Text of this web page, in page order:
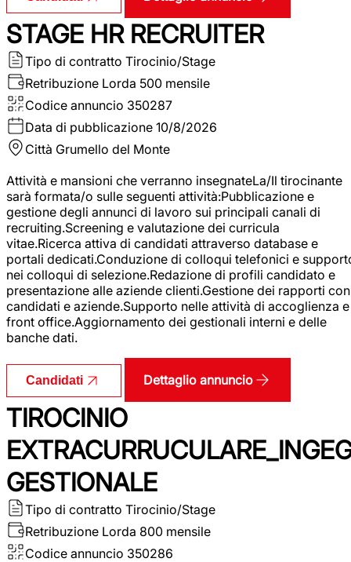
STAGE HR RECRUITER
Tipo di contratto Tirocinio/Stage
Retribuzione Lorda 500 mensile
Codice annuncio 350287
Data di pubblicazione 10/8/2026
Città Grumello del Monte
Attività e mansioni che verranno insegnateLa/Il tirocinante
sarà formata/o sulle seguenti attività:Pubblicazione e
gestione degli annunci di lavoro sui principali canali di
recruiting.Screening e valutazione dei curricula
vitae.Ricerca attiva di candidati attraverso database e
portali dedicati.Conduzione di colloqui telefonici e
nei colloqui di selezione.Redazione di profili candidato e
presentazione alle aziende clienti.Gestione dei rapporti con
candidati e aziende.Supporto nelle attività di accoglienza e
front office.Aggiornamento dei gestionali interni e delle
banche dati.
Candidati Dettaglio annuncio
TIROCINIO
GESTIONALE
Tipo di contratto Tirocinio/Stage
Retribuzione Lorda 800 mensile
Codice annuncio 350286